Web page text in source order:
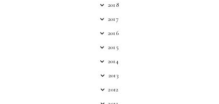
2018
2017
2016
2015
2014
2013
2012